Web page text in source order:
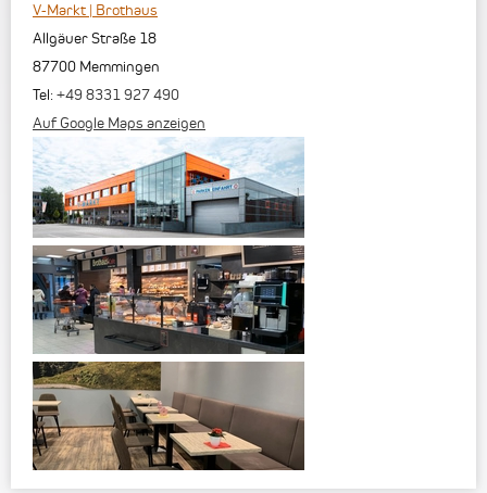
V-Markt | Brothaus
Allgäuer Straße 18
87700 Memmingen
Tel: +49 8331 927 490
Auf Google Maps anzeigen